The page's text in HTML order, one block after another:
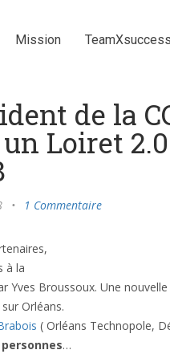
Mission TeamXsuccess
de la
Loiret
• 1 Commentaire
à la
Yves Broussoux. Une
Orléans.
( Orléans Technopole,
…